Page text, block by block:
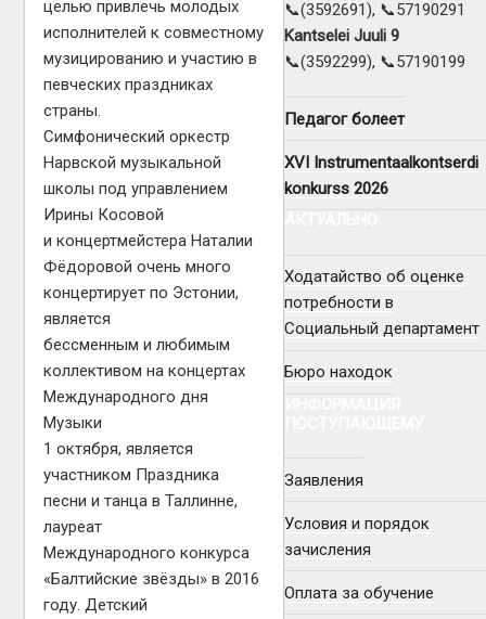
целью привлечь молодых
исполнителей к совместному
музицированию и участию в
певческих праздниках
страны.
Симфонический оркестр
Нарвской музыкальной
школы под управлением
Ирины Косовой
и концертмейстера Наталии
Фёдоровой очень много
концертирует по Эстонии,
является
бессменным и любимым
коллективом на концертах
Международного дня
Музыки
1 октября, является
участником Праздника
песни и танца в Таллинне,
лауреат
Международного конкурса
«Балтийские звёзды» в 2016
году. Детский
📞(3592691), 📞57190291
Kantselei Juuli 9
📞(3592299), 📞57190199
Педагог болеет
XVI Instrumentaalkontserdi
konkurss 2026
Ходатайство об оценке
потребности в
Социальный департамент
Бюро находок
Заявления
Условия и порядок
зачисления
Оплата за обучение